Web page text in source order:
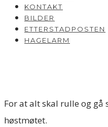
KONTAKT
BILDER
ETTERSTADPOSTEN
HAGELARM
For at alt skal rulle og gå
høstmøtet.